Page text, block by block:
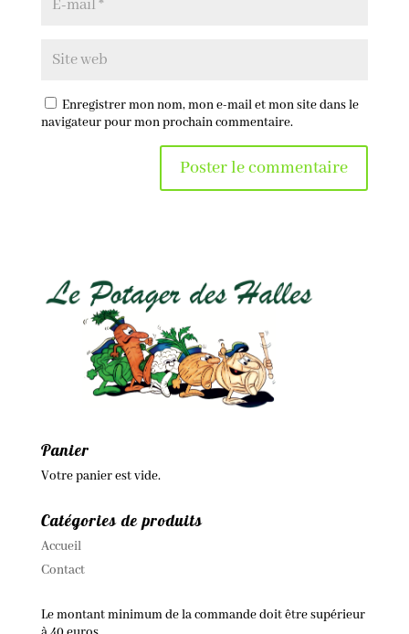
Enregistrer mon nom, mon e-mail et mon site dans le
navigateur pour mon prochain commentaire.
Panier
Votre panier est vide.
Catégories de produits
Accueil
Contact
Le montant minimum de la commande doit être supérieur